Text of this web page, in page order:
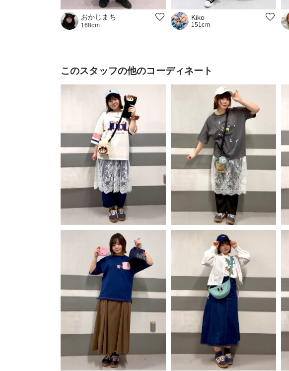
おかじまち
168cm
Kiko
151cm
このスタッフの他のコーディネート